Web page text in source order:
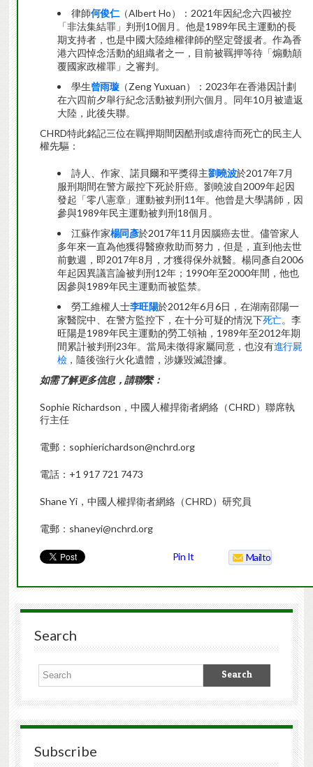
律師何俊仁（Albert Ho）：2021年因紀念六四被控
「非法集結罪」判刑10個月。他是1989年民主運動的長
期支持者，也是中國大陸維權律師的堅定聲援者。作為香
港六四悼念活動的組織者之一，目前被羈押等待「煽動顛
覆國家政權罪」之審判。
學生曾雨璇（Zeng Yuxuan）：2023年在香港因計劃
在六四前夕舉行紀念活動被判刑六個月。同年10月被遣返
大陸，此後失聯。
CHRD特此銘記三位在羈押期間因酷刑或虐待而死亡的民主人
權先驅：
詩人、作家、諾貝爾和平獎得主劉曉波於2017年7月
服刑期間在警方嚴控下死於肝癌。劉曉波自2009年起因
發起「零八憲章」運動被判刑11年。他曾是大學講師，因
參與1989年民主運動被判刑18個月。
江蘇作家楊同彥於2017年11月因腦癌去世。儘管家人
多年來一直為他獲得醫療救助而努力，但是，直到他去世
前數週，即2017年8月，才獲得保外就醫。楊同彥自2006
年起因異議言論被判刑12年；1990年至2000年間，他也
因參與1989年民主運動而被監禁。
勞工維權人士李旺陽於2012年6月6日，在湖南邵陽一
家醫院中、在警方監控下，在十分可疑的情況下死亡。李
旺陽是1989年民主運動的勞工領袖，1989年至2012年期
間累計被判刑23年。當局未徵得家屬同意，也沒有進行屍
檢，隨後強行火化遺體，涉嫌毀滅證據。
如需了解更多信息，請聯繫：
Sophie Richardson，中國人權捍衛者網絡（CHRD）聯席執
行主任
電郵：sophierichardson@nchrd.org
電話：+1 917 721 7473
Shane Yi，中國人權捍衛者網絡（CHRD）研究員
電郵：shaneyi@nchrd.org
Pin It Mailto
Search
Subscribe